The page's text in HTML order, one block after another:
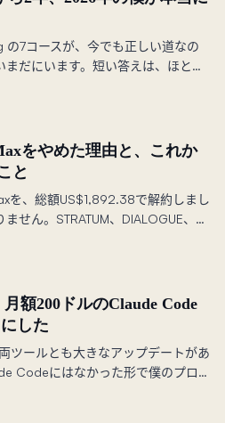
7コースが、今でも正しい道なの
だにいます。短い答えは、ほとん
で分かれる パスをまとめまし
をやめた理由と、これか
と
を、総額US$1,892.38で解約しまし
せん。STRATUM、DIALOGUE、コ
額200ドルのClaude Code
した
ツールとも大きなアップデートがあ
Codeにはなかった形で僕のプロダ